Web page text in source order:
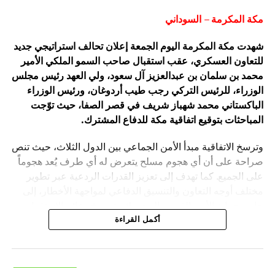
مكة المكرمة – السوداني
شهدت مكة المكرمة اليوم الجمعة إعلان تحالف استراتيجي جديد
للتعاون العسكري، عقب استقبال صاحب السمو الملكي الأمير
محمد بن سلمان بن عبدالعزيز آل سعود، ولي العهد رئيس مجلس
الوزراء، للرئيس التركي رجب طيب أردوغان، ورئيس الوزراء
الباكستاني محمد شهباز شريف في قصر الصفا، حيث توّجت
المباحثات بتوقيع اتفاقية مكة للدفاع المشترك.
وترسخ الاتفاقية مبدأ الأمن الجماعي بين الدول الثلاث، حيث تنص
صراحة على أن أي هجوم مسلح يتعرض له أي طرف يُعد هجوماً
على الجميع. كما تهدف إلى تعزيز القدرات الردعية عبر تطوير
والسلام في المنطقة والعالم.أكمل القراءة